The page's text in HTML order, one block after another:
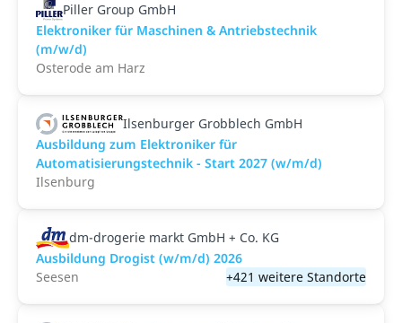
Piller Group GmbH
Elektroniker für Maschinen & Antriebstechnik
(m/w/d)
Osterode am Harz
Ilsenburger Grobblech GmbH
Ausbildung zum Elektroniker für
Automatisierungstechnik - Start 2027 (w/m/d)
Ilsenburg
dm-drogerie markt GmbH + Co. KG
Ausbildung Drogist (w/m/d) 2026
Seesen
+421 weitere Standorte